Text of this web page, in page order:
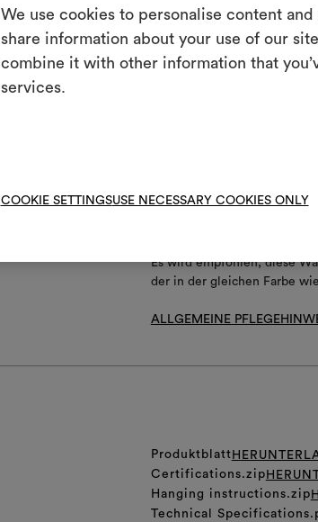
We use cookies to personalise content
share information about your use of our
combine it with other information that
services.
COOKIE SETTINGSUSE NECESSARY COOKIES ONLY
o Rapport bedarf
m
i Lichtecht
Es wird empfohlen, diese
der in der gleichen Farbe
ALLGEMEINE
Produktblatt
Certifications.zip
Hanging instructions.zip
Technical